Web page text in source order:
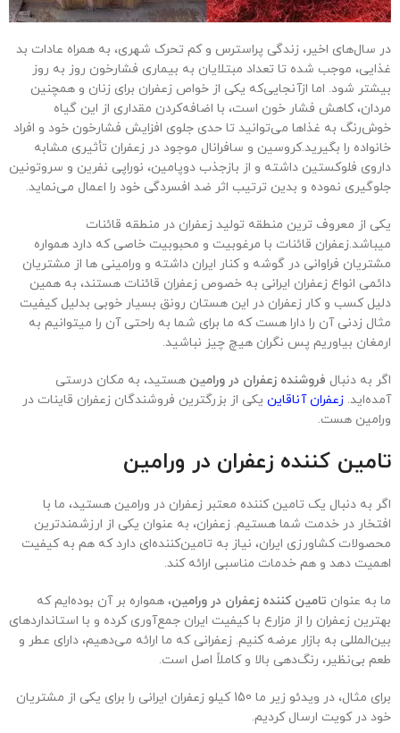
در سال‌های اخیر، زندگی پراسترس و‌ کم تحرک شهری، به همراه عادات بد
غذایی، موجب شده تا تعداد مبتلایان به بیماری فشارخون روز به روز
بیشتر شود. اما از‌آنجایی‌که یکی از خواص زعفران برای زنان و همچنین
مردان، کاهش فشار خون است، با اضافه‌کردن مقداری از این گیاه
خوش‌رنگ به غذاها می‌توانید تا حدی جلوی افزایش فشارخون خود و افراد
خانواده را بگیرید.کروسین و سافرانال موجود در زعفران تأثیری مشابه
داروی فلوکستین داشته و از بازجذب دوپامین، نوراپی نفرین و سروتونین
جلوگیری نموده و بدین ترتیب اثر ضد افسردگی خود را اعمال می‌نماید.
یکی از معروف ترین منطقه تولید زعفران در منطقه قائنات
میباشد.زعفران قائنات با مرغوبیت و محبوبیت خاصی که دارد همواره
مشتریان فراوانی در گوشه و کنار ایران داشته و ورامینی ها از مشتریان
دائمی انواع زعفران ایرانی به خصوص زعفران قائنات هستند، به همین
دلیل کسب و کار زعفران در این هستان رونق بسیار خوبی بدلیل کیفیت
مثال زدنی آن را دارا هست که ما برای شما به راحتی آن را میتوانیم به
ارمغان بیاوریم پس نگران هیچ چیز نباشید.
اگر به دنبال فروشنده زعفران در ورامین هستید، به مکان درستی
آمده‌اید. زعفران آناقاین یکی از بزرگترین فروشندگان زعفران قاینات در
ورامین هست.
تامین کننده زعفران در ورامین
اگر به دنبال یک تامین کننده معتبر زعفران در ورامین هستید، ما با
افتخار در خدمت شما هستیم. زعفران، به عنوان یکی از ارزشمندترین
محصولات کشاورزی ایران، نیاز به تامین‌کننده‌ای دارد که هم به کیفیت
اهمیت دهد و هم خدمات مناسبی ارائه کند.
ما به عنوان تامین کننده زعفران در ورامین، همواره بر آن بوده‌ایم که
بهترین زعفران را از مزارع با کیفیت ایران جمع‌آوری کرده و با استانداردهای
بین‌المللی به بازار عرضه کنیم. زعفرانی که ما ارائه می‌دهیم، دارای عطر و
طعم بی‌نظیر، رنگ‌دهی بالا و کاملاً اصل است.
برای مثال، در ویدئو زیر ما 150 کیلو زعفران ایرانی را برای یکی از مشتریان
خود در کویت ارسال کردیم.